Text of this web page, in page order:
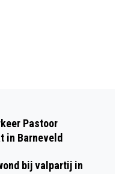
ZATERDAG
2024
Pastoor
in Barneveld
bij valpartij in